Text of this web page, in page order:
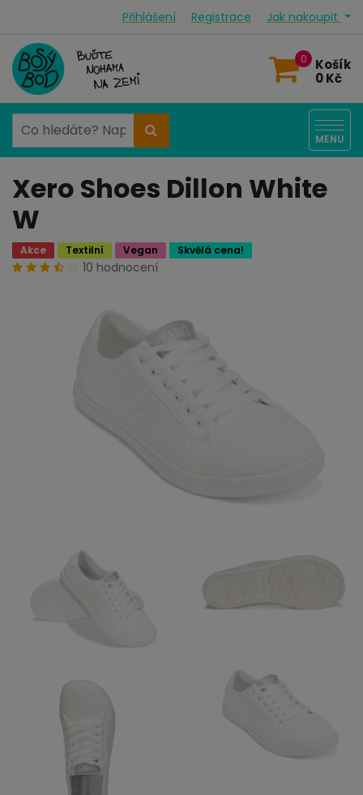
Přihlášení Registrace Jak nakoupit
0
Košík
0 Kč
MENU
Xero Shoes Dillon White
W
Akce Textilní Vegan Skvělá cena!
10 hodnocení